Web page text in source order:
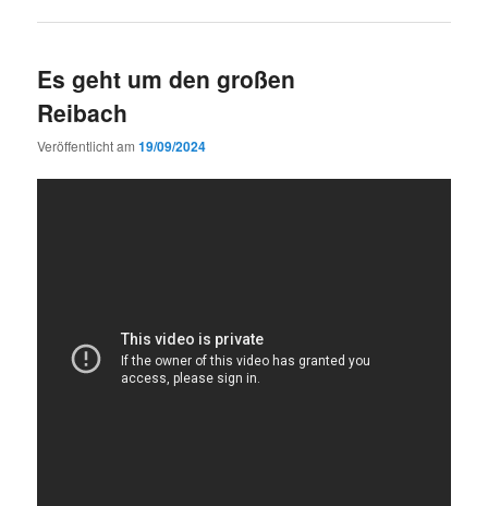
Es geht um den großen
Reibach
Veröffentlicht am19/09/2024